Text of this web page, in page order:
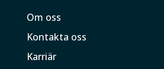
Om oss
Kontakta oss
Karriär